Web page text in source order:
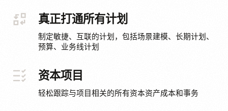
真正打通所有计划
制定敏捷、互联的计划，包括场景建模、长期计划、
预算、业务线计划
资本项目
轻松跟踪与项目相关的所有资本资产成本和事务